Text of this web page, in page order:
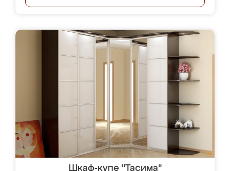
Шкаф-купе "Тасима"